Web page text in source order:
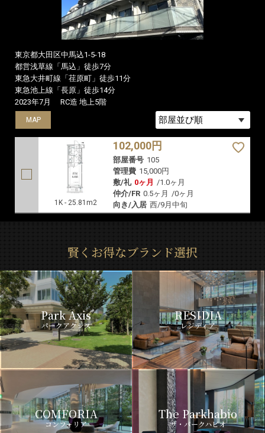
東京都大田区中馬込1-5-18
都営浅草線「馬込」徒歩7分
東急大井町線「荏原町」徒歩11分
東急池上線「長原」徒歩14分
2023年7月
RC造 地上5階
MAP
1K - 25.81m2
102,000円
部屋番号 105
管理費 15,000円
敷/礼 0ヶ月 /1.0ヶ月
仲介/FR 0.5ヶ月 /0ヶ月
向き/入居 西/9月中旬
賢くお得なブランド選択
Park Axis
パークアクシス
RESIDIA
レジディア
COMFORIA
コンフォリア
The Parkhabio
ザ・パークハビオ